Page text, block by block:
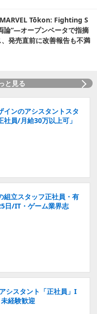
Tōkon: Fighting S
論”―オープンベータで指摘
発売直前に改善報告も不満
と見る
インのアシスタントスタ
員/月給30万以上可」
組立スタッフ正社員・有
日/IT・ゲーム業界志
シスタント「正社員」I
経験歓迎